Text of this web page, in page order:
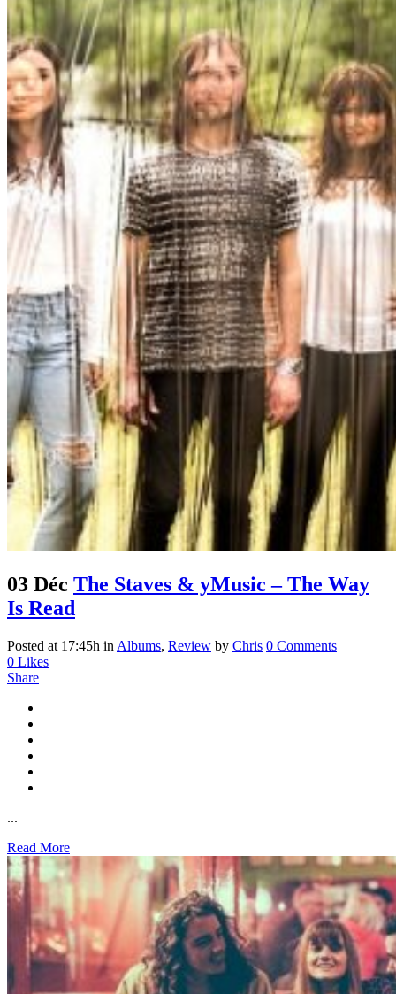
03 Déc The Staves & yMusic – The Way
Is Read
Posted at 17:45h in Albums, Review by Chris 0 Comments
0 Likes
Share
...
Read More